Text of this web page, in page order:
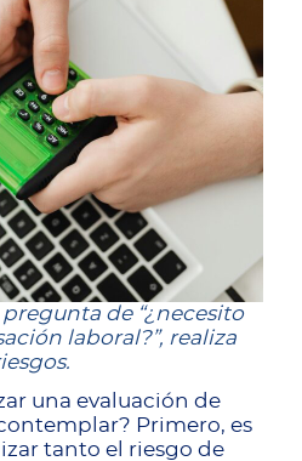
de “¿necesito
laboral?”, realiza
una evaluación de
Primero, es
tanto el riesgo de